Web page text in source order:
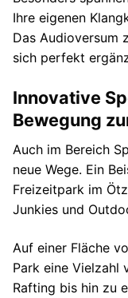
Ihre eigenen
Das Audioversum
sich perfekt
Innovative
Bewegung
Auch im Bereich
neue Wege. Ein
Freizeitpark im
Junkies und
Auf einer Fläche
Park eine Vielzahl
Rafting bis hin zu